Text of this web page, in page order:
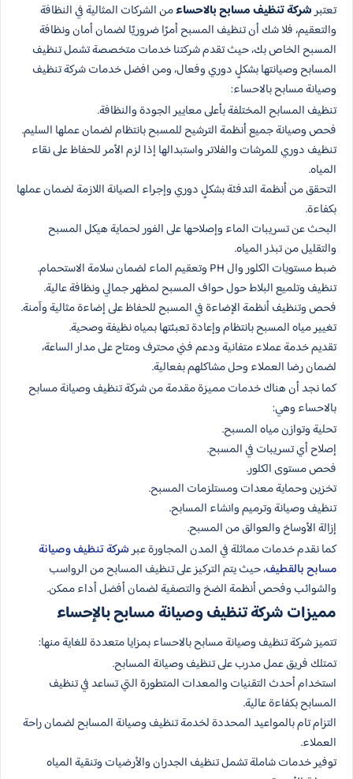
تعتبرشركة تنظيف مسابح بالاحساءمن الشركات المثالية في النظافة
والتعقيم، فلا شك أن تنظيف المسبح أمرًا ضروريًا لضمان أمان ونظافة
المسبح الخاص بك، حيث تقدم شركتنا خدمات متخصصة تشمل تنظيف
المسابح وصيانتها بشكلٍ دوري وفعال، ومن افضل خدمات شركة تنظيف
وصيانة مسابح بالاحساء:
تنظيف المسابح المختلفة بأعلى معايير الجودة والنظافة.
فحص وصيانة جميع أنظمة الترشيح للمسبح بانتظام لضمان عملها السليم.
تنظيف دوري للمرشات والفلاتر واستبدالها إذا لزم الأمر للحفاظ على نقاء
المياه.
التحقق من أنظمة التدفئة بشكلٍ دوري وإجراء الصيانة اللازمة لضمان عملها
بكفاءة.
البحث عن تسريبات الماء وإصلاحها على الفور لحماية هيكل المسبح
والتقليل من تبذر المياه.
ضبط مستويات الكلور وال PH وتعقيم الماء لضمان سلامة الاستحمام.
تنظيف وتلميع البلاط حول حواف المسبح لمظهر جمالي ونظافة عالية.
فحص وتنظيف أنظمة الإضاءة في المسبح للحفاظ على إضاءة مثالية وآمنة.
تغيير مياه المسبح بانتظام وإعادة تعبئتها بمياه نظيفة وصحية.
تقديم خدمة عملاء متفانية ودعم فني محترف ومتاح على مدار الساعة،
لضمان رضا العملاء وحل مشاكلهم بفعالية.
كما نجد أن هناك خدمات مميزة مقدمة من شركة تنظيف وصيانة مسابح
بالاحساء وهي:
تحلية وتوازن مياه المسبح.
إصلاح أي تسريبات في المسبح.
فحص مستوى الكلور.
تخزين وحماية معدات ومستلزمات المسبح.
تنظيف وصيانة وترميم وانشاء المسابح.
إزالة الأوساخ والعوالق من المسبح.
كما نقدم خدمات مماثلة في المدن المجاورة عبرشركة تنظيف وصيانة
مسابح بالقطيف، حيث يتم التركيز على تنظيف المسابح من الرواسب
والشوائب وفحص أنظمة الضخ والتصفية لضمان أفضل أداء ممكن.
مميزات شركة تنظيف وصيانة مسابح بالإحساء
تتميز شركة تنظيف وصيانة مسابح بالاحساء بمزايا متعددة للغاية منها:
تمتلك فريق عمل مدرب على تنظيف وصيانة المسابح.
استخدام أحدث التقنيات والمعدات المتطورة التي تساعد في تنظيف
المسابح بكفاءة عالية.
التزام تام بالمواعيد المحددة لخدمة تنظيف وصيانة المسابح لضمان راحة
العملاء.
توفير خدمات شاملة تشمل تنظيف الجدران والأرضيات وتنقية المياه